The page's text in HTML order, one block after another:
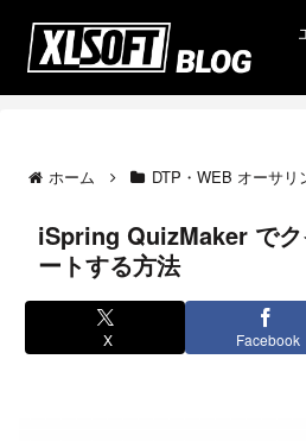
ホーム DTP・WEB オーサリ
iSpring QuizMaker で
ートする方法
X Facebook